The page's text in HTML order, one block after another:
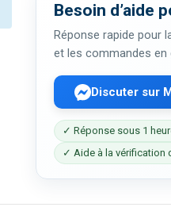
Besoin d’aide
Réponse rapide pour
et les commandes en
Discuter sur
✓ Réponse sous 1
✓ Aide à la vérification